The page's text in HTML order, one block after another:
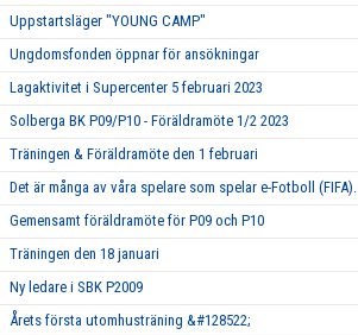
Uppstartsläger "YOUNG CAMP"
Ungdomsfonden öppnar för ansökningar
Lagaktivitet i Supercenter 5 februari 2023
Solberga BK P09/P10 - Föräldramöte 1/2 2023
Träningen & Föräldramöte den 1 februari
Det är många av våra spelare som spelar e-Fotboll (FIFA).
Gemensamt föräldramöte för P09 och P10
Träningen den 18 januari
Ny ledare i SBK P2009
Årets första utomhusträning &#128522;